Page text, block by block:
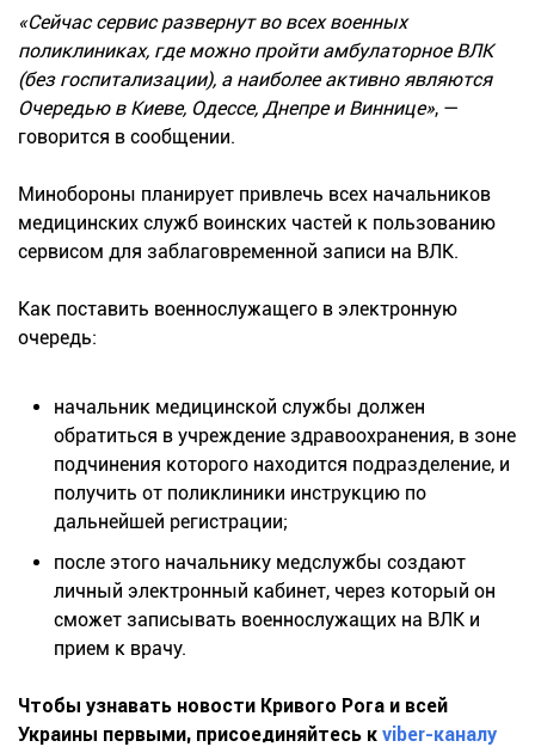
«Сейчас сервис развернут во всех военных
поликлиниках, где можно пройти амбулаторное ВЛК
(без госпитализации), а наиболее активно являются
Очередью в Киеве, Одессе, Днепре и Виннице», —
говорится в сообщении.
Минобороны планирует привлечь всех начальников
медицинских служб воинских частей к пользованию
сервисом для заблаговременной записи на ВЛК.
Как поставить военнослужащего в электронную
очередь:
начальник медицинской службы должен
обратиться в учреждение здравоохранения, в зоне
подчинения которого находится подразделение, и
получить от поликлиники инструкцию по
дальнейшей регистрации;
после этого начальнику медслужбы создают
личный электронный кабинет, через который он
сможет записывать военнослужащих на ВЛК и
прием к врачу.
Чтобы узнавать новости Кривого Рога и всей
Украины первыми, присоединяйтесь к viber-каналу